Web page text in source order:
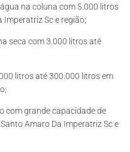
na coluna com 5.000 litros
Sc e região;
seca com 3.000 litros até
litros até 300.000 litros em
com grande capacidade de
Amaro Da Imperatriz Sc e